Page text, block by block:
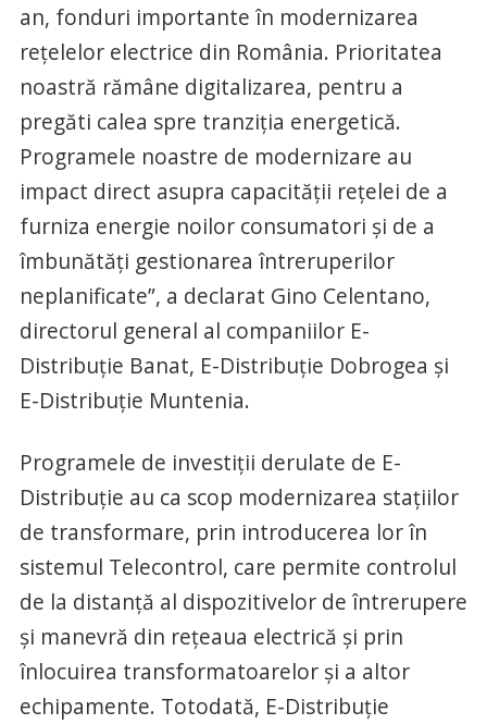
an, fonduri importante în modernizarea
rețelelor electrice din România. Prioritatea
noastră rămâne digitalizarea, pentru a
pregăti calea spre tranziția energetică.
Programele noastre de modernizare au
impact direct asupra capacității rețelei de a
furniza energie noilor consumatori și de a
îmbunătăți gestionarea întreruperilor
neplanificate”, a declarat Gino Celentano,
directorul general al companiilor E-
Distribuție Banat, E-Distribuție Dobrogea și
E-Distribuție Muntenia.
Programele de investiții derulate de E-
Distribuție au ca scop modernizarea stațiilor
de transformare, prin introducerea lor în
sistemul Telecontrol, care permite controlul
de la distanță al dispozitivelor de întrerupere
și manevră din rețeaua electrică și prin
înlocuirea transformatoarelor și a altor
echipamente. Totodată, E-Distribuție